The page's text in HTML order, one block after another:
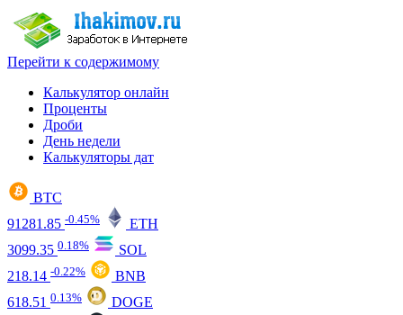
Перейти к содержимому
Калькулятор онлайн
Проценты
Дроби
День недели
Калькуляторы дат
BTC
91281.85 -0.45%
ETH
3099.35 0.18%
SOL
218.14 -0.22%
BNB
618.51 0.13%
DOGE